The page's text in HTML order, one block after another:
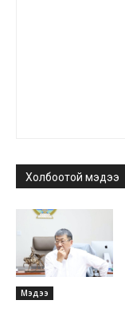
Холбоотой мэдээ
Мэдээ